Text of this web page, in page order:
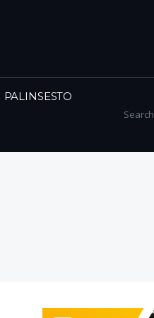
Search for:
PALINSESTO